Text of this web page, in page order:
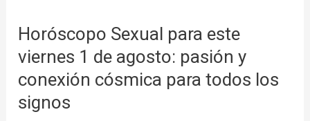
Horóscopo Sexual para este
viernes 1 de agosto: pasión y
conexión cósmica para todos los
signos
para
este
1
de